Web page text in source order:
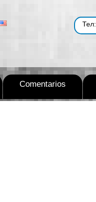
Тел:
Comentarios